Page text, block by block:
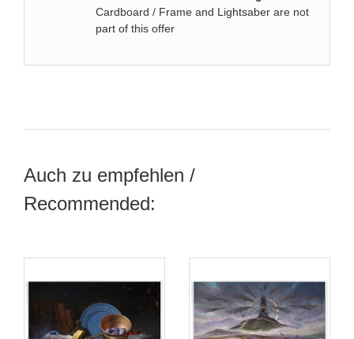
Cardboard / Frame and Lightsaber are not
part of this offer
Auch zu empfehlen /
Recommended: